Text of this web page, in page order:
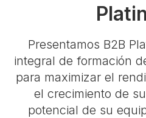
Presentamos B2B
integral de formación
para maximizar el
el crecimiento de
potencial de su